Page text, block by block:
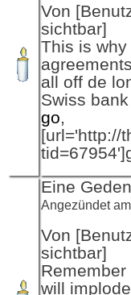
Von
sichtbar]
This is
all off de
Swiss
go,
[url='http://
Eine
Angezündet
Von
sichtbar]
will